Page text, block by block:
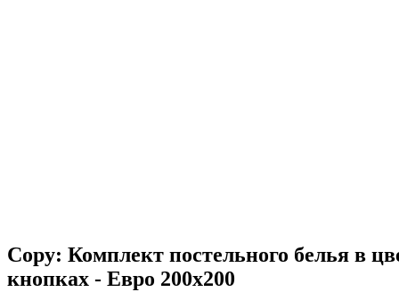
Copy: Комплект постельного белья в
кнопках - Евро 200х200